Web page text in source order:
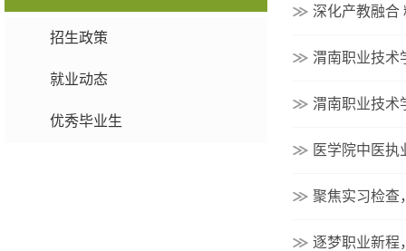
招生政策
就业动态
优秀毕业生
深化产教融
渭南职业技术
渭南职业技术
医学院中医执
聚焦实习检查
逐梦职业新